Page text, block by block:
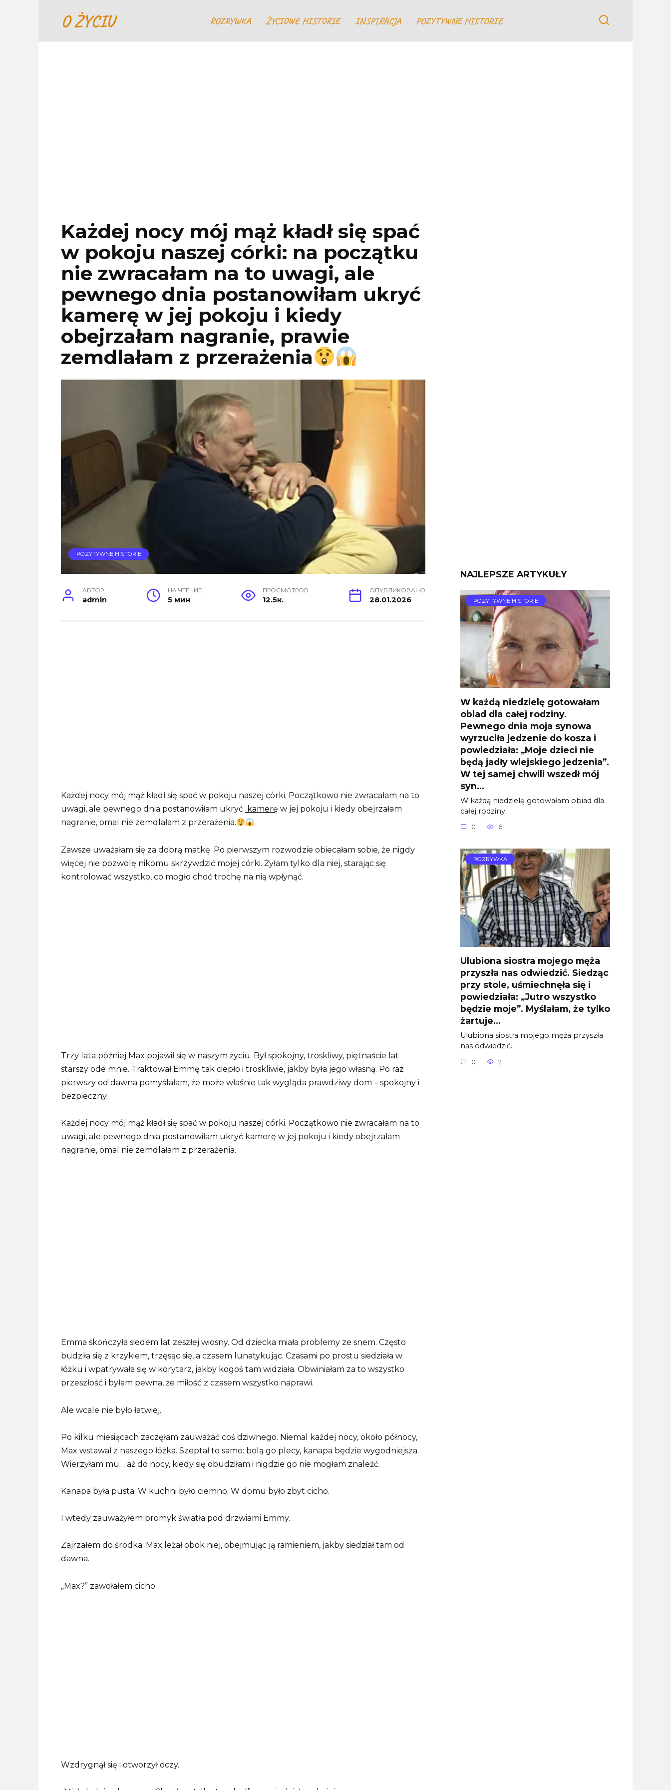
O ŻYCIU ROZRYWKA ŻYCIOWE HISTORIE INSPIRACJA POZYTYWNE HISTORIE
Każdej nocy mój mąż kładł się spać
w pokoju naszej córki: na początku
nie zwracałam na to uwagi, ale
pewnego dnia postanowiłam ukryć
kamerę w jej pokoju i kiedy
obejrzałam nagranie, prawie
zemdlałam z przerażenia
POZYTYWNE HISTORIE
АВТОР
admin
НА ЧТЕНИЕ
5 мин
ПРОСМОТРОВ
12.5к.
ОПУБЛИКОВАНО
28.01.2026
Każdej nocy mój mąż kładł się spać w pokoju naszej córki. Początkowo nie zwracałam na to
uwagi, ale pewnego dnia postanowiłam ukryć kamerę w jej pokoju i kiedy obejrzałam
nagranie, omal nie zemdlałam z przerażenia.
Zawsze uważałam się za dobrą matkę. Po pierwszym rozwodzie obiecałam sobie, że nigdy
więcej nie pozwolę nikomu skrzywdzić mojej córki. Żyłam tylko dla niej, starając się
kontrolować wszystko, co mogło choć trochę na nią wpłynąć.
Trzy lata później Max pojawił się w naszym życiu. Był spokojny, troskliwy, piętnaście lat
starszy ode mnie. Traktował Emmę tak ciepło i troskliwie, jakby była jego własną. Po raz
pierwszy od dawna pomyślałam, że może właśnie tak wygląda prawdziwy dom – spokojny i
bezpieczny.
Każdej nocy mój mąż kładł się spać w pokoju naszej córki. Początkowo nie zwracałam na to
uwagi, ale pewnego dnia postanowiłam ukryć kamerę w jej pokoju i kiedy obejrzałam
nagranie, omal nie zemdlałam z przerażenia.
Emma skończyła siedem lat zeszłej wiosny. Od dziecka miała problemy ze snem. Często
budziła się z krzykiem, trzęsąc się, a czasem lunatykując. Czasami po prostu siedziała w
łóżku i wpatrywała się w korytarz, jakby kogoś tam widziała. Obwiniałam za to wszystko
przeszłość i byłam pewna, że ​​miłość z czasem wszystko naprawi.
Ale wcale nie było łatwiej.
Po kilku miesiącach zaczęłam zauważać coś dziwnego. Niemal każdej nocy, około północy,
Max wstawał z naszego łóżka. Szeptał to samo: bolą go plecy, kanapa będzie wygodniejsza.
Wierzyłam mu… aż do nocy, kiedy się obudziłam i nigdzie go nie mogłam znaleźć.
Kanapa była pusta. W kuchni było ciemno. W domu było zbyt cicho.
I wtedy zauważyłem promyk światła pod drzwiami Emmy.
Zajrzałem do środka. Max leżał obok niej, obejmując ją ramieniem, jakby siedział tam od
dawna.
„Max?” zawołałem cicho.
Wzdrygnął się i otworzył oczy.
NAJLEPSZE ARTYKUŁY
POZYTYWNE HISTORIE
W każdą niedzielę gotowałam
obiad dla całej rodziny.
Pewnego dnia moja synowa
wyrzuciła jedzenie do kosza i
powiedziała: „Moje dzieci nie
będą jadły wiejskiego jedzenia”.
W tej samej chwili wszedł mój
syn…
W każdą niedzielę gotowałam obiad dla
całej rodziny.
0 6
ROZRYWKA
Ulubiona siostra mojego męża
przyszła nas odwiedzić. Siedząc
przy stole, uśmiechnęła się i
powiedziała: „Jutro wszystko
będzie moje”. Myślałam, że tylko
żartuje…
Ulubiona siostra mojego męża przyszła
nas odwiedzić.
0 2